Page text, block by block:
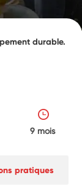
durable.
9 mois
pratiques